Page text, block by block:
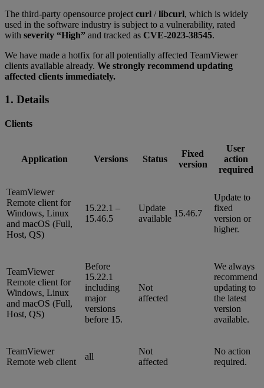
The third-party opensource project curl /libcurl, which is widely
used in the software industry is subject to a vulnerability, rated
with severity “High” and tracked as CVE-2023-38545.
We have made a hotfix for all potentially affected TeamViewer
clients available already. We strongly recommend updating
affected clients immediately.
1. Details
Clients
Application Versions Status
Fixed
version
User
action
required
TeamViewer
Remote client for
Windows, Linux
and macOS (Full,
Host, QS)
15.22.1 –
15.46.5
Update
available
15.46.7
Update to
fixed
version or
higher.
TeamViewer
Remote client for
Windows, Linux
and macOS (Full,
Host, QS)
Before
15.22.1
including
major
versions
before 15.
Not
affected
We always
recommend
updating to
the latest
version
available.
TeamViewer
Remote web client
all
Not
affected
No action
required.